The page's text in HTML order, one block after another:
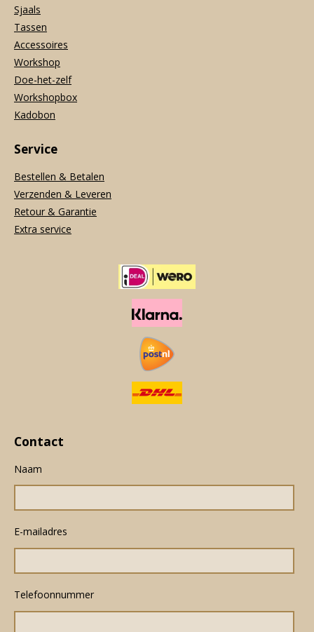
Sjaals
Tassen
Accessoires
Workshop
Doe-het-zelf
Workshopbox
Kadobon
Service
Bestellen & Betalen
Verzenden & Leveren
Retour & Garantie
Extra service
Contact
Naam
E-mailadres
Telefoonnummer